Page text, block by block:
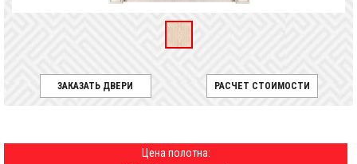
ЗАКАЗАТЬ ДВЕРИ РАСЧЕТ СТОИМОСТИ
Цена полотна: